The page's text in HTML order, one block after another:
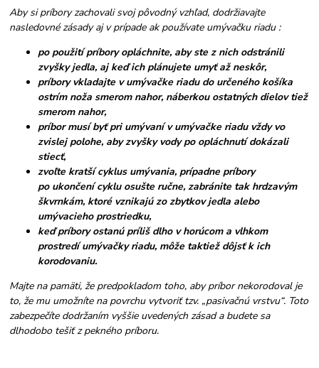
Aby si príbory zachovali svoj pôvodný vzhľad, dodržiavajte
nasledovné zásady aj v prípade ak používate umývačku riadu :
po použití príbory opláchnite, aby ste z nich odstránili
zvyšky jedla, aj keď ich plánujete umyť až neskôr,
príbory vkladajte v umývačke riadu do určeného košíka
ostrím noža smerom nahor, náberkou ostatných dielov tiež
smerom nahor,
príbor musí byť pri umývaní v umývačke riadu vždy vo
zvislej polohe, aby zvyšky vody po opláchnutí dokázali
stiecť,
zvoľte kratší cyklus umývania, prípadne príbory
po ukončení cyklu osušte ručne, zabránite tak hrdzavým
škvrnkám, ktoré vznikajú zo zbytkov jedla alebo
umývacieho prostriedku,
keď príbory ostanú príliš dlho v horúcom a vlhkom
prostredí umývačky riadu, môže taktiež dôjsť k ich
korodovaniu.
Majte na pamäti, že predpokladom toho, aby príbor nekorodoval je
to, že mu umožníte na povrchu vytvoriť tzv. „pasivačnú vrstvu“. Toto
zabezpečíte dodržaním vyššie uvedených zásad a budete sa
dlhodobo tešiť z pekného príboru.